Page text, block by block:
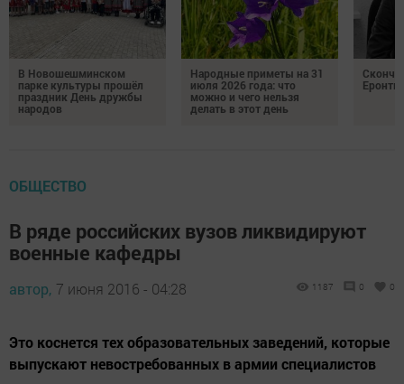
В Новошешминском
парке культуры прошёл
праздник День дружбы
народов
Народные приметы на 31
июля 2026 года: что
можно и чего нельзя
делать в этот день
ОБЩЕСТВО
В ряде российских вузов ликвидируют
военные кафедры
автор, 7 июня 2016 - 04:28 1187 0 0
Это коснется тех образовательных заведений, которые
выпускают невостребованных в армии специалистов